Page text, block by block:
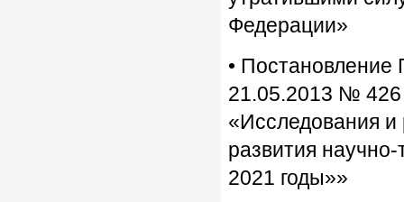
Федерации»
• Постановление
21.05.2013 №
«Исследования и
развития
2021 годы»»